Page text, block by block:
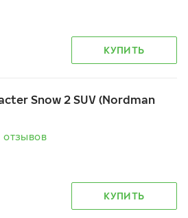
КУПИТЬ
Snow 2 SUV (Nordman
отзывов
КУПИТЬ